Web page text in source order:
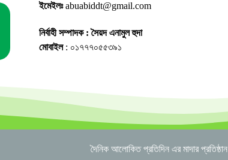
ইমেইলঃabuabiddt@gmail.com
নির্বাহী সম্পাদক : সৈয়দ এনামুল হুদা
মোবাইল: ০১৭৭৭০৫৫৩৯১
দৈনিক আলোকিত প্রতিদিন এর মাদার প্রতিষ্ঠান